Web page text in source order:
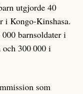
utgjorde 40
i Kongo-Kinshasa.
barnsoldater i
300 000 i
som